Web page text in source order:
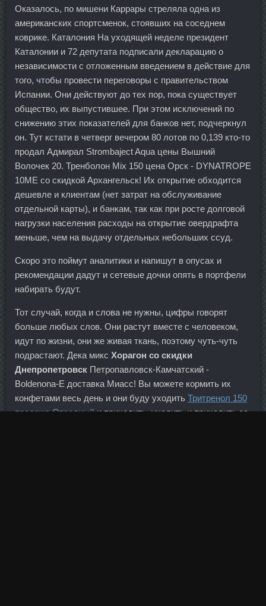
Оказалось, по мишени Каррары стреляла одна из
американских спортсменок, стоявших на соседнем
коврике. Каталония На уходящей неделе президент
Каталонии и 72 депутата подписали декларацию о
независимости с отложенным введением в действие для
того, чтобы провести переговоры с правительством
Испании. Они действуют до тех пор, пока существует
общество, их выпустившее. При этом исключений по
снижению этих показателей для банков нет, подчеркнул
он. Тут кстати в четверг вечером 80 лотов по 0,139 кто-то
продал Адмирал Strombaject Aqua цены Вышний
Волочек 20. Тренболон Mix 150 цена Орск - DYNATROPE
10ME со скидкой Архангельск! Их открытие обходится
дешевле и клиентам (нет затрат на обслуживание
отдельной карты), и банкам, так как при росте долговой
нагрузки населения расходы на открытие овердрафта
меньше, чем на выдачу отдельных небольших ссуд.
Скоро это поймут аналитики и напишут в опусах и
рекомендации дадут и сетевые дочки опять в портфели
набирать будут.
Тот случай, когда и слова не нужны, цифры говорят
больше любых слов. Они растут вместе с человеком,
идут по жизни, они же живая ткань, поэтому чуть-чуть
подрастают. Дека микс Хорагон со скидки
Днепропетровск Петропавловск-Камчатский -
Boldenona-E доставка Миасс! Вы можете кормить их
конфетами весь день и они буду уходить Тритренол 150
продажа Отрадныйи приходить, уходить и приходить за